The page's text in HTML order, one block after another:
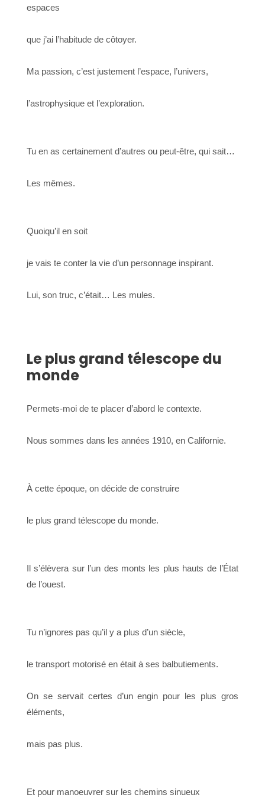
espaces
que j’ai l’habitude de côtoyer.
Ma passion, c’est justement l’espace, l’univers,
l’astrophysique et l’exploration.
Tu en as certainement d’autres ou peut-être, qui sait…
Les mêmes.
Quoiqu’il en soit
je vais te conter la vie d’un personnage inspirant.
Lui, son truc, c’était… Les mules.
Le plus grand télescope du
monde
Permets-moi de te placer d’abord le contexte.
Nous sommes dans les années 1910, en Californie.
À cette époque, on décide de construire
le plus grand télescope du monde.
Il s’élèvera sur l’un des monts les plus hauts de l’État
de l’ouest.
Tu n’ignores pas qu’il y a plus d’un siècle,
le transport motorisé en était à ses balbutiements.
On se servait certes d’un engin pour les plus gros
éléments,
mais pas plus.
Et pour manoeuvrer sur les chemins sinueux